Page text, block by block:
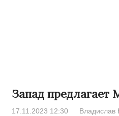
Запад предлагает
17.11.2023 12:30